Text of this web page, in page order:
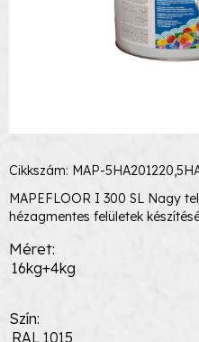
Cikkszám: MAP-
MAPEFLOOR I 300 SL Nagy
hézagmentes felületek
Méret
16kg+4kg
Szín
RAL 1015